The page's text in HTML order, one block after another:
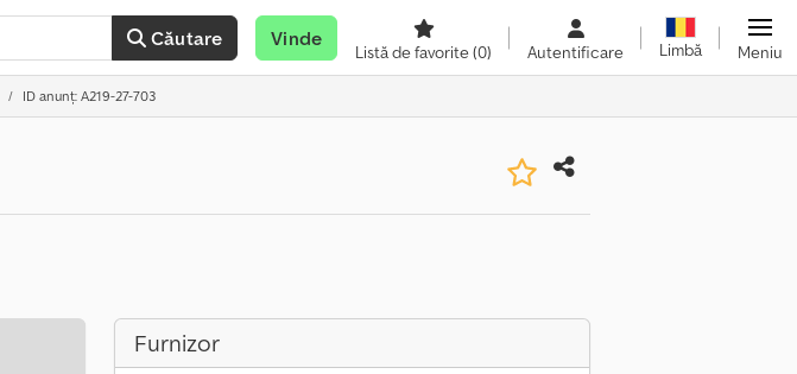
Căutare Vinde
Listă de favorite(0) Autentificare Limbă Meniu
ID anunț: A219-27-703
Furnizor